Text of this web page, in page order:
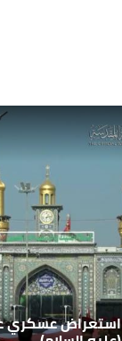
استعراض عسكري